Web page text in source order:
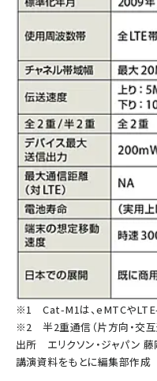
※1 Cat-M1は、eMTCやLTE-
※2 半2重通信（片方向・交互
出所 エリクソン・ジャパン
講演資料をもとに編集部作成